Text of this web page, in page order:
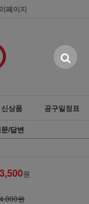
페이지
신상품
공구일정표
/답변
3,500원
4,000원